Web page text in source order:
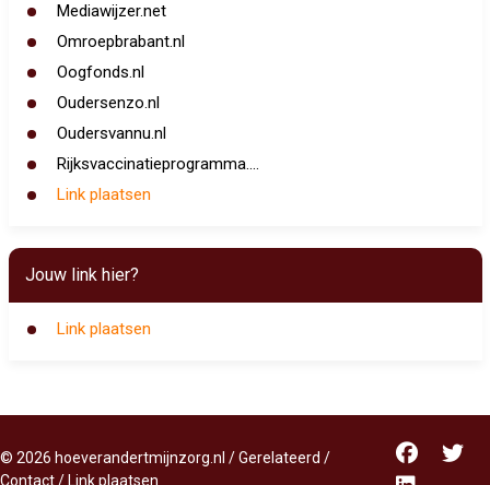
Mediawijzer.net
Omroepbrabant.nl
Oogfonds.nl
Oudersenzo.nl
Oudersvannu.nl
Rijksvaccinatieprogramma....
Link plaatsen
Jouw link hier?
Link plaatsen
© 2026 hoeverandertmijnzorg.nl /Gerelateerd /
Contact/ Link plaatsen